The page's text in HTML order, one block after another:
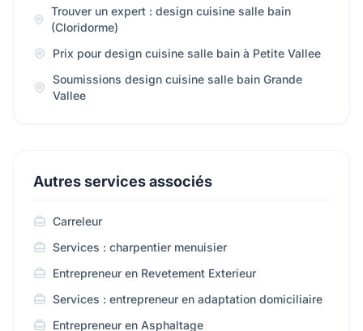
Trouver un expert : design cuisine salle bain
(Cloridorme)
Prix pour design cuisine salle bain à Petite Vallee
Soumissions design cuisine salle bain Grande
Vallee
Autres services associés
Carreleur
Services : charpentier menuisier
Entrepreneur en Revetement Exterieur
Services : entrepreneur en adaptation domiciliaire
Entrepreneur en Asphaltage